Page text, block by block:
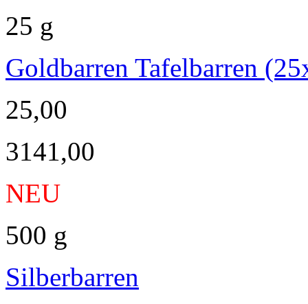
25 g
Goldbarren Tafelbarren
25,00
3141,00
NEU
500 g
Silberbarren